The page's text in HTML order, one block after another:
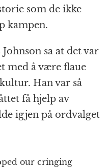
som de ikke
kampen.
sa at det var
med å være flaue
Han var så
få hjelp av
igjen på ordvalget
our cringing